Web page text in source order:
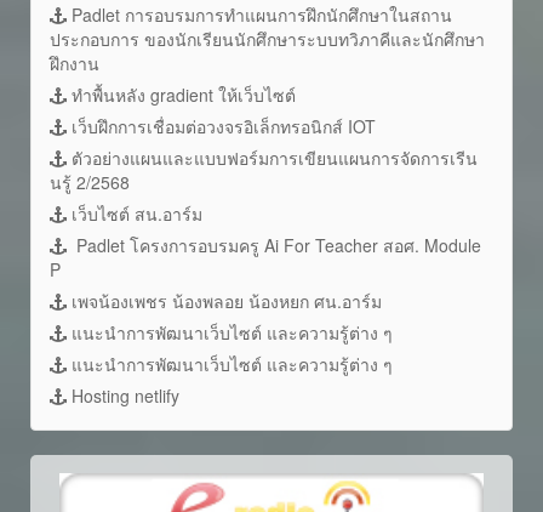
Padlet การอบรมการทำแผนการฝึกนักศึกษาในสถาน
ประกอบการ ของนักเรียนนักศึกษาระบบทวิภาคีและนักศึกษา
ฝึกงาน
ทำพื้นหลัง gradient ให้เว็บไซต์
เว็บฝึกการเชื่อมต่อวงจรอิเล็กทรอนิกส์ IOT
ตัวอย่างแผนและแบบฟอร์มการเขียนแผนการจัดการเรีน
นรู้ 2/2568
เว็บไซต์ สน.อาร์ม
Padlet โครงการอบรมครู Ai For Teacher สอศ. Module
P
เพจน้องเพชร น้องพลอย น้องหยก ศน.อาร์ม
แนะนำการพัฒนาเว็บไซต์ และความรู้ต่าง ๆ
แนะนำการพัฒนาเว็บไซต์ และความรู้ต่าง ๆ
Hosting netlify